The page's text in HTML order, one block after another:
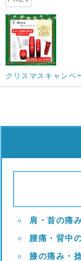
クリスマスキャンペ
肩・首の痛
腰痛・背中
膝の痛み・